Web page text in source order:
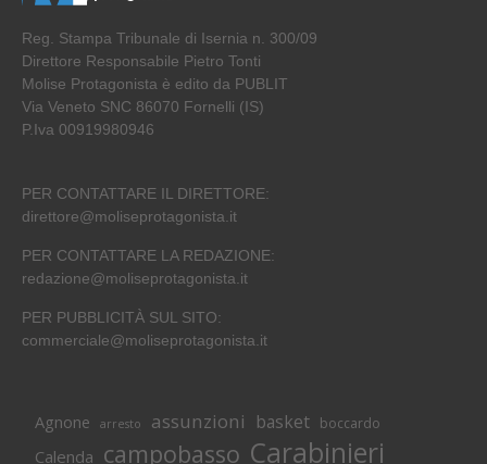
Reg. Stampa Tribunale di Isernia n. 300/09
Direttore Responsabile Pietro Tonti
Molise Protagonista è edito da PUBLIT
Via Veneto SNC 86070 Fornelli (IS)
P.Iva 00919980946
PER CONTATTARE IL DIRETTORE:
direttore@moliseprotagonista.it
PER CONTATTARE LA REDAZIONE:
redazione@moliseprotagonista.it
PER PUBBLICITÀ SUL SITO:
commerciale@moliseprotagonista.it
Agnone arresto assunzioni basket boccardo
Calenda campobasso Carabinieri